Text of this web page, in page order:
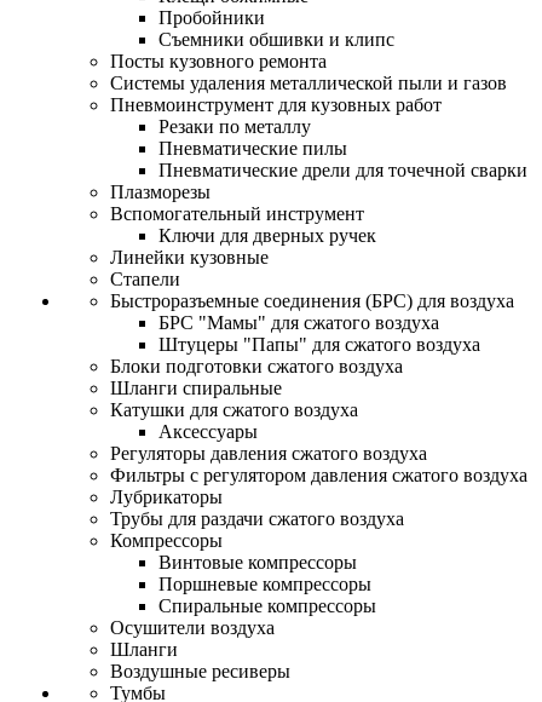
Пробойники
Съемники обшивки и клипс
Посты кузовного ремонта
Системы удаления металлической пыли и газов
Пневмоинструмент для кузовных работ
Резаки по металлу
Пневматические пилы
Пневматические дрели для точечной сварки
Плазморезы
Вспомогательный инструмент
Ключи для дверных ручек
Линейки кузовные
Стапели
Быстроразъемные соединения (БРС) для воздуха
БРС "Мамы" для сжатого воздуха
Штуцеры "Папы" для сжатого воздуха
Блоки подготовки сжатого воздуха
Шланги спиральные
Катушки для сжатого воздуха
Аксессуары
Регуляторы давления сжатого воздуха
Фильтры с регулятором давления сжатого воздуха
Лубрикаторы
Трубы для раздачи сжатого воздуха
Компрессоры
Винтовые компрессоры
Поршневые компрессоры
Спиральные компрессоры
Осушители воздуха
Шланги
Воздушные ресиверы
Тумбы